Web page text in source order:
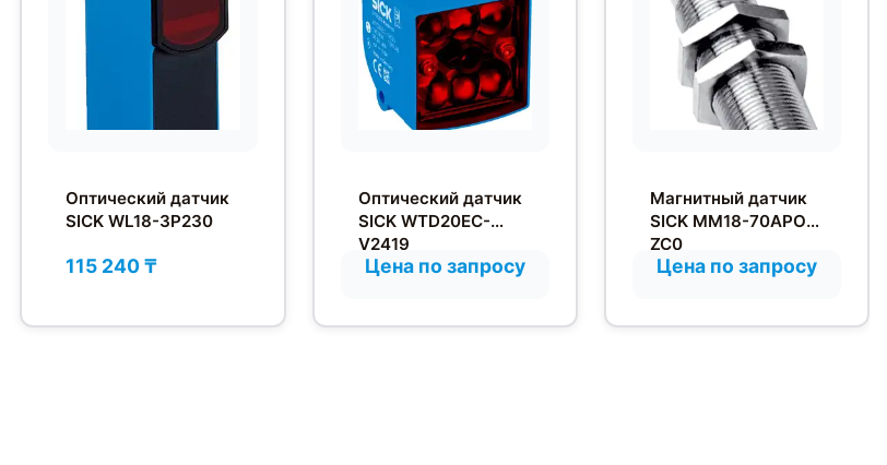
Оптический датчик
SICK WL18-3P230
115 240 ₸
Оптический датчик
SICK WTD20EC-
V2419
Цена по запросу
Магнитный датчик
SICK MM18-70APO-
ZC0
Цена по запросу